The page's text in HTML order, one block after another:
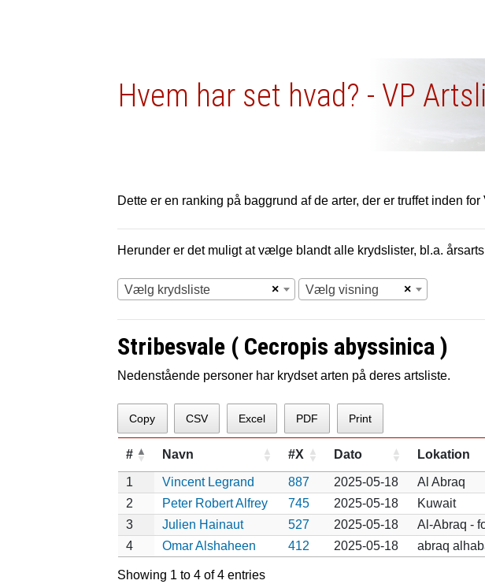
Hvem har set hvad? - VP
Dette er en ranking på baggrund af de arter, der er truffet inden
Herunder er det muligt at vælge blandt alle krydslister, bl.a.
×
Vælg krydsliste ×
Vælg visning
Stribesvale ( Cecropis abyssinica )
Nedenstående personer har krydset arten på deres artsliste.
Copy CSV Excel PDF Print
# Navn #X Dato Lokation
1 Vincent Legrand 887 2025-05-18
Al Abraq
2
Peter Robert Alfrey 745 2025-05-18
Kuwait
3
Julien Hainaut 527 2025-05-18
Al-Abraq -
4
Omar Alshaheen 412 2025-05-18 abraq
Showing 1 to 4 of 4 entries